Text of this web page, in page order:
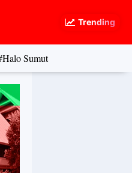
Trending
Sumut